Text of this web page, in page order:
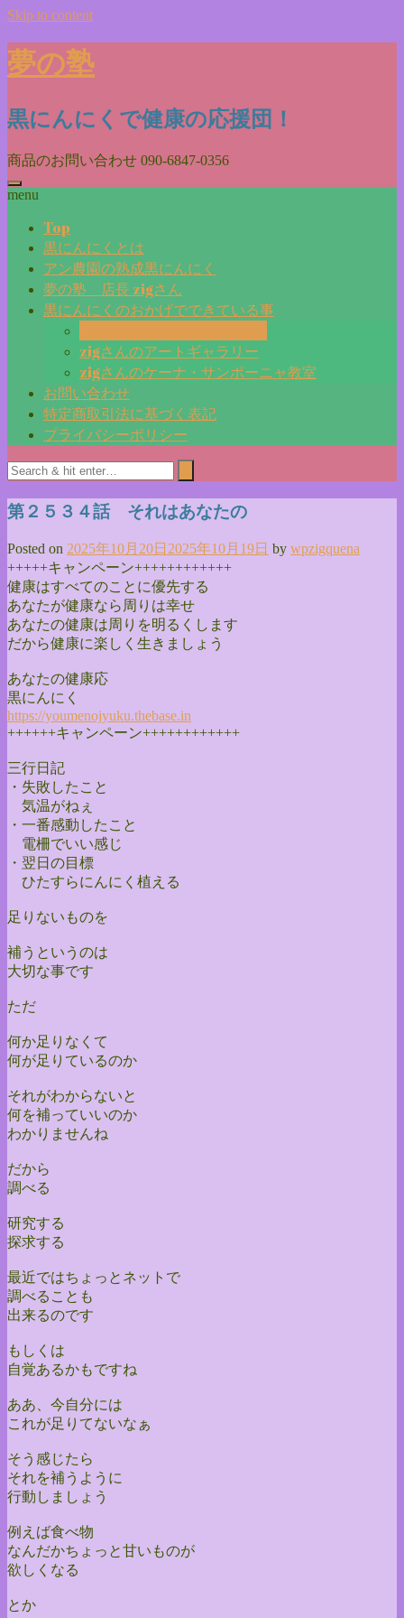
Skip to content
夢の塾
黒にんにくで健康の応援団！
商品のお問い合わせ 090-6847-0356
menu
Top
黒にんにくとは
アン農園の熟成黒にんにく
夢の塾 店長 zigさん
黒にんにくのおかげでできている事
zigさんのアートギャラリー
zigさんのケーナ・サンポーニャ教室
お問い合わせ
特定商取引法に基づく表記
プライバシーポリシー
第２５３４話 それはあなたの
Posted on 2025年10月20日 2025年10月19日 by wpzigquena
+++++キャンペーン++++++++++++
健康はすべてのことに優先する
あなたが健康なら周りは幸せ
あなたの健康は周りを明るくします
だから健康に楽しく生きましょう
あなたの健康応
黒にんにく
https://youmenojyuku.thebase.in
++++++キャンペーン++++++++++++
三行日記
・失敗したこと
気温がねぇ
・一番感動したこと
電柵でいい感じ
・翌日の目標
ひたすらにんにく植える
足りないものを
補うというのは
大切な事です
ただ
何か足りなくて
何が足りているのか
それがわからないと
何を補っていいのか
わかりませんね
だから
調べる
研究する
探求する
最近ではちょっとネットで
調べることも
出来るのです
もしくは
自覚あるかもですね
ああ、今自分には
これが足りてないなぁ
そう感じたら
それを補うように
行動しましょう
例えば食べ物
なんだかちょっと甘いものが
欲しくなる
とか